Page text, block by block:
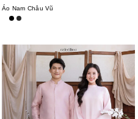
Áo Nam Châu Vũ